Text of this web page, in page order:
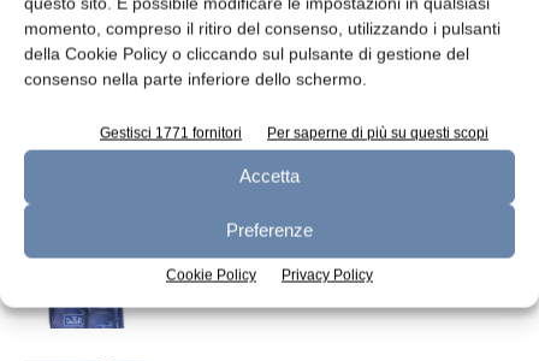
momento, compreso il ritiro del consenso, utilizzando i pulsanti
della Cookie Policy o cliccando sul pulsante di gestione del
consenso nella parte inferiore dello schermo.
Gestisci 1771 fornitori Per saperne di più su questi scopi
Accetta
Preferenze
Cookie Policy Privacy Policy
Articolo precedente
L’ombra del Coronavirus
Articolo successivo
Dalter riceve finanziamento da Intesa
Sanpaolo